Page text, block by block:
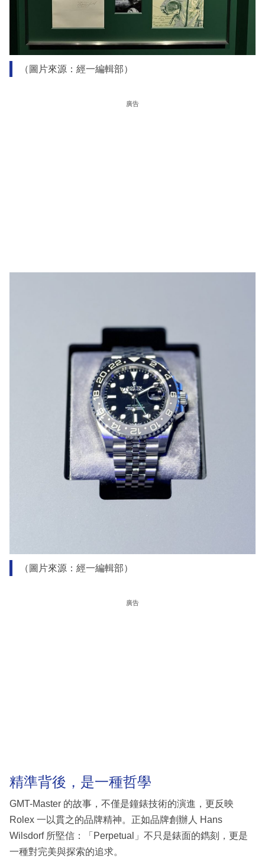
（圖片來源：經一編輯部）
廣告
（圖片來源：經一編輯部）
廣告
精準背後，是一種哲學
GMT-Master 的故事，不僅是鐘錶技術的演進，更反映
Rolex 一以貫之的品牌精神。正如品牌創辦人 Hans
Wilsdorf 所堅信：「Perpetual」不只是錶面的鐫刻，更是
一種對完美與探索的追求。